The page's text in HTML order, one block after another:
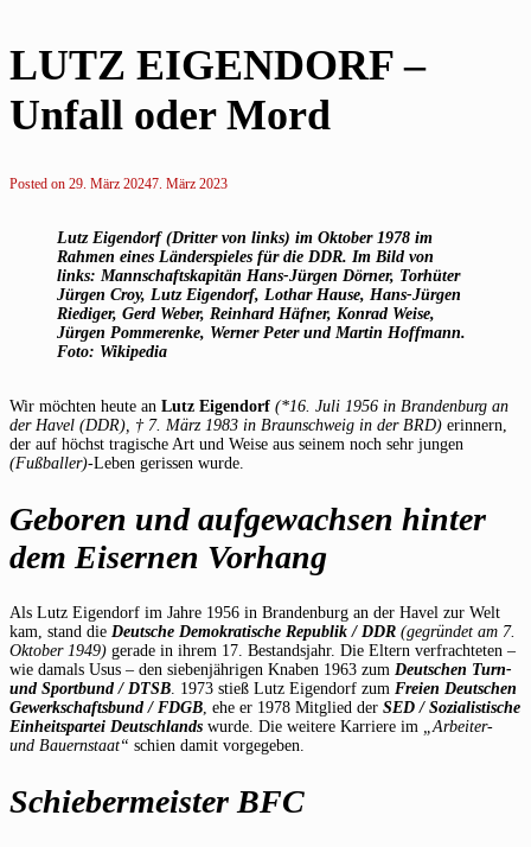
LUTZ EIGENDORF –
Unfall oder Mord
Posted on 29. März 20247. März 2023
Lutz Eigendorf (Dritter von links) im Oktober 1978 im
Rahmen eines Länderspieles für die DDR. Im Bild von
links: Mannschaftskapitän Hans-Jürgen Dörner, Torhüter
Jürgen Croy, Lutz Eigendorf, Lothar Hause, Hans-Jürgen
Riediger, Gerd Weber, Reinhard Häfner, Konrad Weise,
Jürgen Pommerenke, Werner Peter und Martin Hoffmann.
Foto: Wikipedia
Wir möchten heute an Lutz Eigendorf (*16. Juli 1956 in Brandenburg an
der Havel (DDR), † 7. März 1983 in Braunschweig in der BRD) erinnern,
der auf höchst tragische Art und Weise aus seinem noch sehr jungen
(Fußballer)-Leben gerissen wurde.
Geboren und aufgewachsen hinter
dem Eisernen Vorhang
Als Lutz Eigendorf im Jahre 1956 in Brandenburg an der Havel zur Welt
kam, stand die Deutsche Demokratische Republik / DDR (gegründet am 7.
Oktober 1949) gerade in ihrem 17. Bestandsjahr. Die Eltern verfrachteten –
wie damals Usus – den siebenjährigen Knaben 1963 zum Deutschen Turn-
und Sportbund / DTSB. 1973 stieß Lutz Eigendorf zum Freien Deutschen
Gewerkschaftsbund / FDGB, ehe er 1978 Mitglied der SED / Sozialistische
Einheitspartei Deutschlands wurde. Die weitere Karriere im „Arbeiter-
und Bauernstaat“ schien damit vorgegeben.
Schiebermeister BFC